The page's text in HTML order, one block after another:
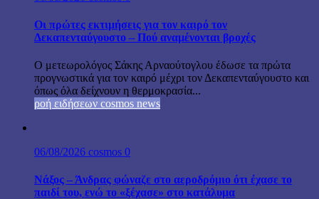
Οι πρώτες εκτιμήσεις για τον καιρό τον
Δεκαπενταύγουστο – Πού αναμένονται βροχές
Ο μετεωρολόγος Σάκης Αρναούτογλου έδωσε τα πρώτα
προγνωστικά για τον καιρό μέχρι τον Δεκαπενταύγουστο και
όπως όλα δείχνουν η θερμοκρασία...
ροή ειδήσεων cosmos news
06/08/2026 cosmos 0
Νάξος – Άνδρας φώναζε στο αεροδρόμιο ότι έχασε το
παιδί του, ενώ το «ξέχασε» στο κατάλυμα